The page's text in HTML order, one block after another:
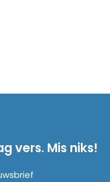
vers. Mis niks!